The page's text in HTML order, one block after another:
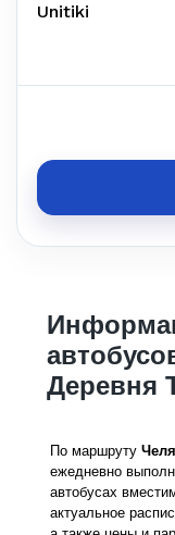
Unitiki
Деревня
По маршруту
ежедневно
автобусах
актуальное